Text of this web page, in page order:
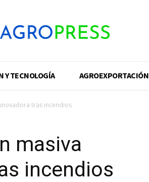
Y TECNOLOGÍA AGROEXPORTACIÓN
tras incendios
masiva
incendios